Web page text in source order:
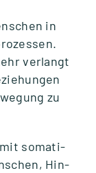
in
ver­langt
zu
mit soma­ti­
Hin­